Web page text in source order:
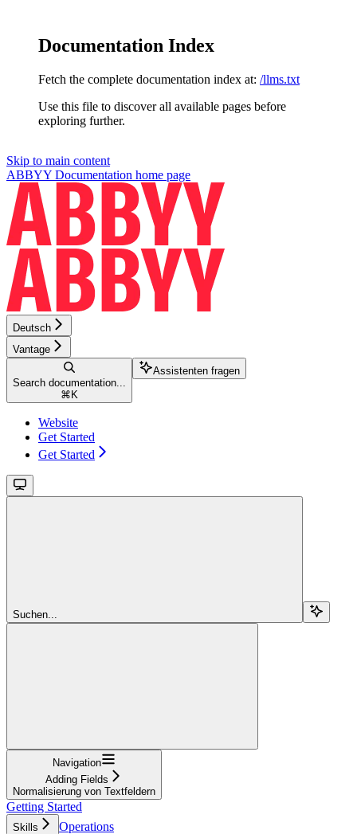
Documentation Index
Fetch the complete documentation index at: /llms.txt
Use this file to discover all available pages before
exploring further.
Skip to main content
ABBYY Documentation home page
Deutsch
Vantage
Search documentation...
⌘ K
Assistenten fragen
Website
Get Started
Get Started
Suchen...
Navigation
Adding Fields
Normalisierung von Textfeldern
Getting Started
Skills
Operations